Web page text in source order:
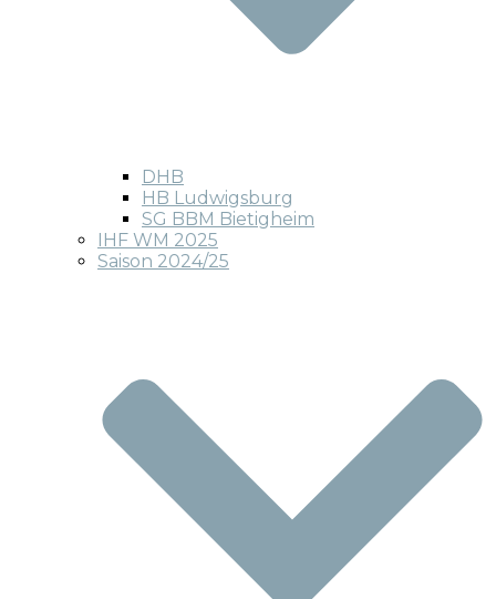
DHB
HB Ludwigsburg
SG BBM Bietigheim
IHF WM 2025
Saison 2024/25